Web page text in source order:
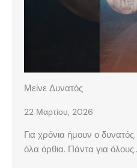
Μείνε Δυνατός
22 Μαρτίου, 2026
Για χρόνια ήμουν ο
όλα όρθια. Πάντα για